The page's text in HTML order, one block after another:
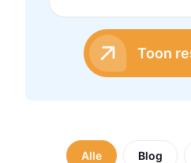
Toon
Alle Blog